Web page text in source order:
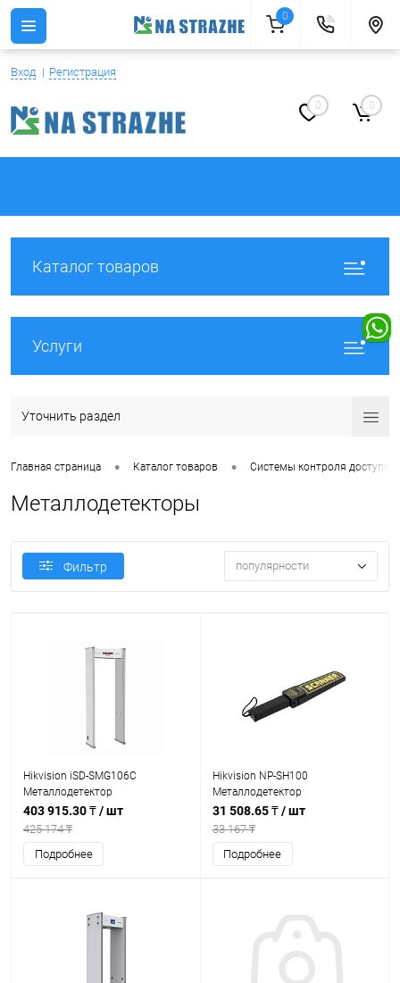
Вход Регистрация
0 0
Каталог товаров
Услуги
Уточнить раздел
Главная страница • Каталог товаров • Системы контроля доступа
Металлодетекторы
Фильтр популярности
Hikvision iSD-SMG106C
Металлодетектор
403 915.30 ₸/ шт
425 174 ₸
Подробнее
Hikvision NP-SH100
Металлодетектор
31 508.65 ₸/ шт
33 167 ₸
Подробнее
0